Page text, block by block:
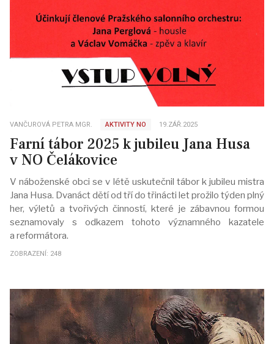
VANČUROVÁ PETRA MGR. AKTIVITY NO 19.ZÁŘ.2025
Farní tábor 2025 k jubileu Jana Husa
v NO Čelákovice
V náboženské obci se v létě uskutečnil tábor k jubileu mistra
Jana Husa. Dvanáct dětí od tří do třinácti let prožilo týden plný
her, výletů a tvořivých činností, které je zábavnou formou
seznamovaly s odkazem tohoto významného kazatele
a reformátora.
ZOBRAZENÍ: 248